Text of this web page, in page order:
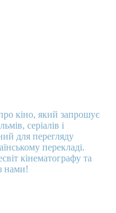
кіно, який запрошує
серіалів і
для перегляду
перекладі.
кінематографу та
нами!